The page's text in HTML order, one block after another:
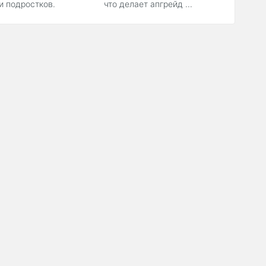
подростков.
что делает апгрейд ...